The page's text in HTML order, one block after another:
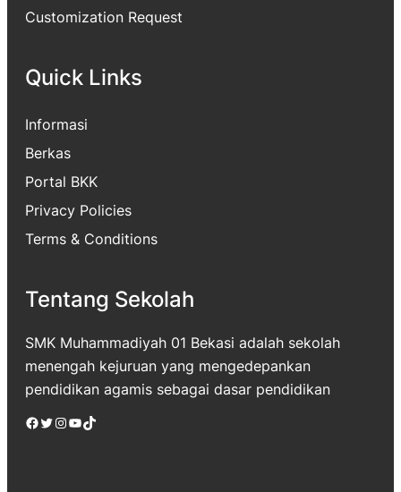
Customization Request
Quick Links
Informasi
Berkas
Portal BKK
Privacy Policies
Terms & Conditions
Tentang Sekolah
SMK Muhammadiyah 01 Bekasi adalah sekolah
menengah kejuruan yang mengedepankan
pendidikan agamis sebagai dasar pendidikan
Facebook Twitter Instagram YouTube TikTok